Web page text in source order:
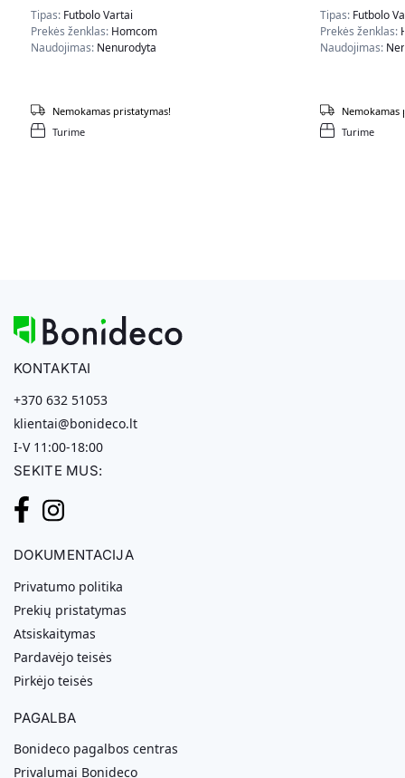
Tipas: Futbolo Vartai
Prekės ženklas: Homcom
Naudojimas: Nenurodyta
Turime
Nemokamas pristatymas!
Tipas: Futbolo
Prekės ženklas:
Naudojimas:
Turime
Nemokamas
KONTAKTAI
+370 632 51053
klientai@bonideco.lt
I-V 11:00-18:00
SEKITE MUS:
DOKUMENTACIJA
Privatumo politika
Prekių pristatymas
Atsiskaitymas
Pardavėjo teisės
Pirkėjo teisės
PAGALBA
Bonideco pagalbos centras
Privalumai Bonideco